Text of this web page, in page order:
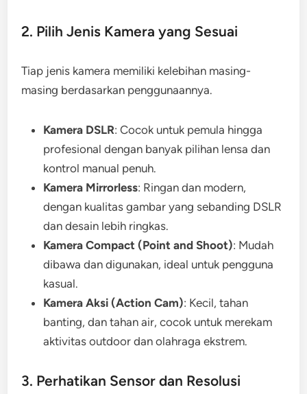
2. Pilih Jenis Kamera yang Sesuai
Tiap jenis kamera memiliki kelebihan masing-
masing berdasarkan penggunaannya.
Kamera DSLR: Cocok untuk pemula hingga
profesional dengan banyak pilihan lensa dan
kontrol manual penuh.
Kamera Mirrorless: Ringan dan modern,
dengan kualitas gambar yang sebanding DSLR
dan desain lebih ringkas.
Kamera Compact (Point and Shoot): Mudah
dibawa dan digunakan, ideal untuk pengguna
kasual.
Kamera Aksi (Action Cam): Kecil, tahan
banting, dan tahan air, cocok untuk merekam
aktivitas outdoor dan olahraga ekstrem.
3. Perhatikan Sensor dan Resolusi